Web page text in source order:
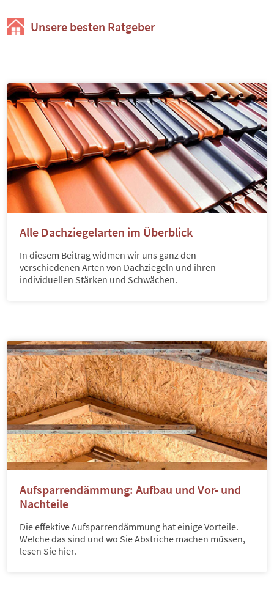
Unsere besten Ratgeber
Alle Dachziegelarten im Überblick
In diesem Beitrag widmen wir uns ganz den
verschiedenen Arten von Dachziegeln und ihren
individuellen Stärken und Schwächen.
Aufsparrendämmung: Aufbau und Vor- und
Nachteile
Die effektive Aufsparrendämmung hat einige Vorteile.
Welche das sind und wo Sie Abstriche machen müssen,
lesen Sie hier.